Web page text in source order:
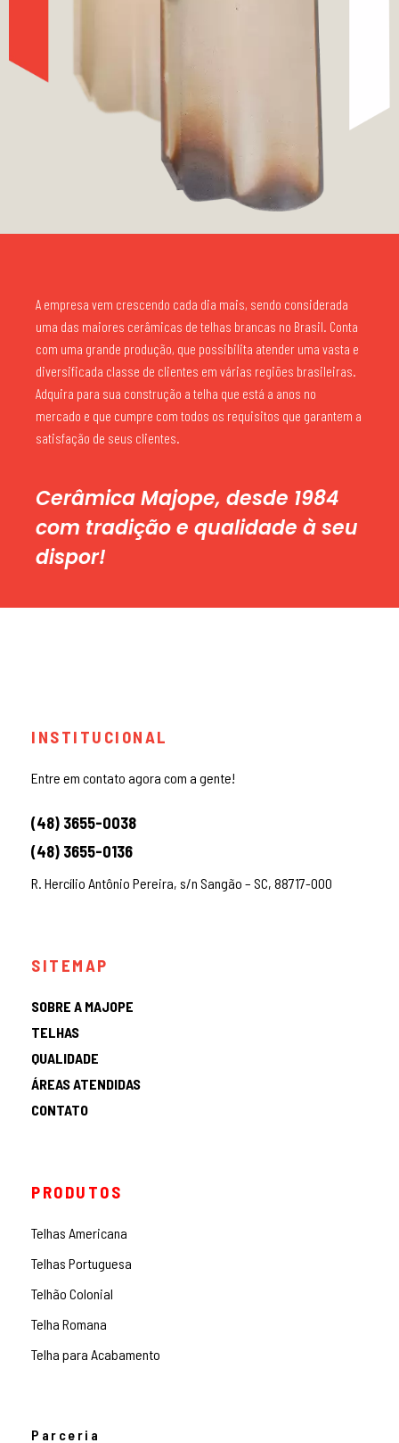
A empresa vem crescendo cada dia mais, sendo considerada
uma das maiores cerâmicas de telhas brancas no Brasil. Conta
com uma grande produção, que possibilita atender uma vasta e
diversificada classe de clientes em várias regiões brasileiras.
Adquira para sua construção a telha que está a anos no
mercado e que cumpre com todos os requisitos que garantem a
satisfação de seus clientes.
Cerâmica Majope, desde 1984
com tradição e qualidade à seu
dispor!
INSTITUCIONAL
Entre em contato agora com a gente!
(48) 3655-0038
(48) 3655-0136
R. Hercílio Antônio Pereira, s/n Sangão – SC, 88717-000
SITEMAP
SOBRE A MAJOPE
TELHAS
QUALIDADE
ÁREAS ATENDIDAS
CONTATO
PRODUTOS
Telhas Americana
Telhas Portuguesa
Telhão Colonial
Telha Romana
Telha para Acabamento
Parceria